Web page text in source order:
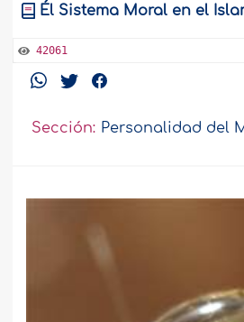
Él Sistema Moral en el
42061
Sección: Personalidad del